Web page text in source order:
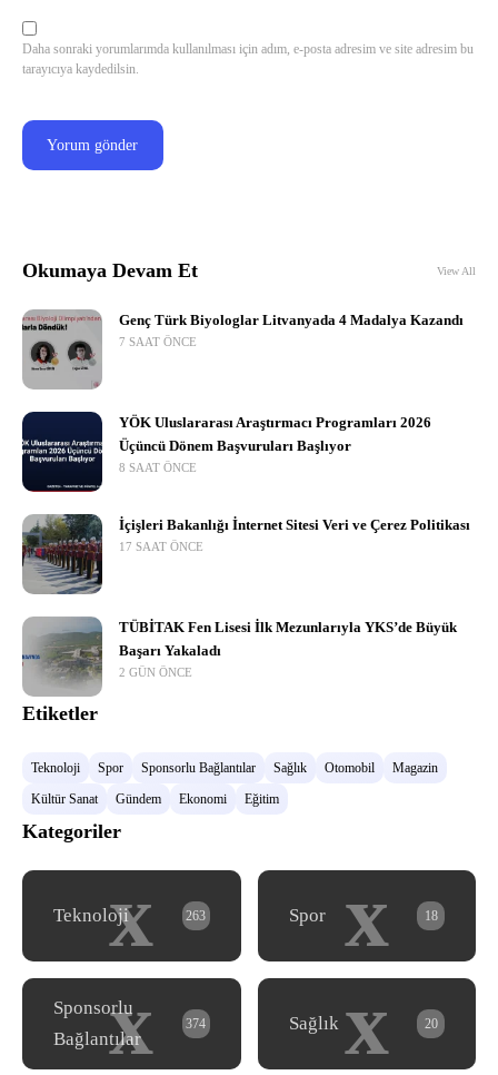
Daha sonraki yorumlarımda kullanılması için adım, e-posta adresim ve site adresim bu
tarayıcıya kaydedilsin.
Okumaya Devam Et View All
Genç Türk Biyologlar Litvanyada 4 Madalya Kazandı
7 SAAT ÖNCE
YÖK Uluslararası Araştırmacı Programları 2026
Üçüncü Dönem Başvuruları Başlıyor
8 SAAT ÖNCE
İçişleri Bakanlığı İnternet Sitesi Veri ve Çerez Politikası
17 SAAT ÖNCE
TÜBİTAK Fen Lisesi İlk Mezunlarıyla YKS’de Büyük
Başarı Yakaladı
2 GÜN ÖNCE
Etiketler
Teknoloji Spor Sponsorlu Bağlantılar Sağlık Otomobil
Magazin
Kültür Sanat
Gündem Ekonomi Eğitim
Kategoriler
x
Teknoloji 263 x
Spor 18
x
Sponsorlu
Bağlantılar
374 x
Sağlık 20